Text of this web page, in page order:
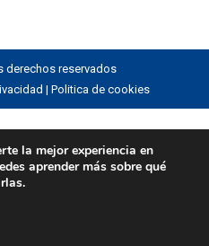
derechos reservados
| Politica de cookies
la mejor experiencia en
aprender más sobre qué